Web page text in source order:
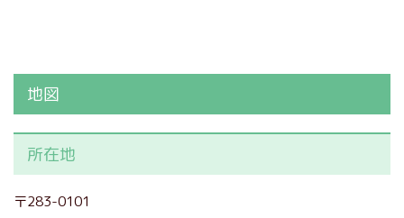
地図
所在地
〒283-0101